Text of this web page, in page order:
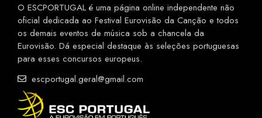
O ESCPORTUGAL é uma página online independente não
oficial dedicada ao Festival Eurovisão da Canção e todos
os demais eventos de música sob a chancela da
Eurovisão. Dá especial destaque às seleções portuguesas
para esses concursos europeus.
escportugal.geral@gmail.com